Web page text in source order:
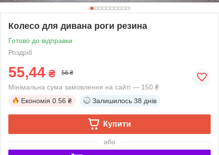
Колесо для дивана роги резина
Готово до відправки
Роздріб
55,44 ₴ 56 ₴
Мінімальна сума замовлення на сайті — 150 ₴
Економія 0.56 ₴ Залишилось 38 днів
Купити
або